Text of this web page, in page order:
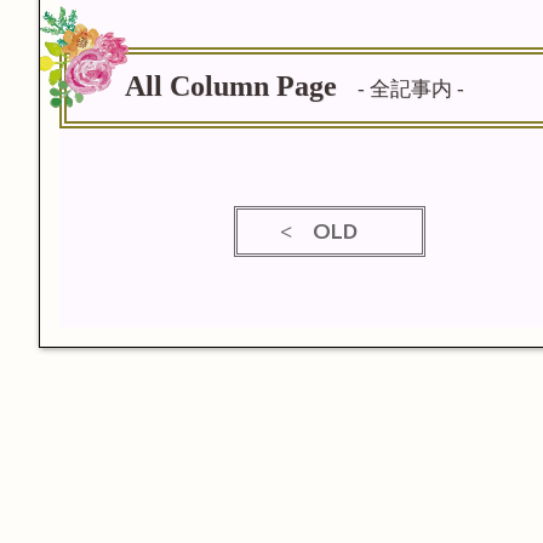
All Column Page - 全記事内 -
OLD